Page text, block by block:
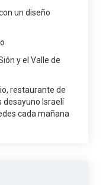
un diseño
y el Valle de
restaurante de
desayuno Israelí
cada mañana